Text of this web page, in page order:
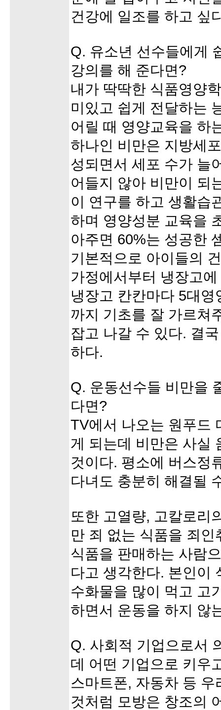
건강에 일조를 하고 싶
Q. 유소년 선수들에게
강의를 해 준다면?
내가 딱딱한 식품영양
미있고 쉽게 전달하는
어릴 때 영양교육을 하
하나인 비만은 지방세
성되면서 세포 수가 늘
어들지 않아 비만이 되
이 연구를 하고 생활습
하며 영양성분 교육을
아주면 60%는 성공한
기본적으로 아이들의
가정에서부터 냉장고
냉장고 칸칸마다 5대
까지 기초를 잘 가르쳐
잡고 나갈 수 있다. 결
하다.
Q. 운동선수들 비만을
다면?
TV에서 나오는 원푸드
게 되는데 비만은 사실
것이다. 평소에 버스정
다녀도 충분히 해결될
또한 고열량, 고칼로리
만 죄 없는 식품을 죄인
식품을 판매하는 사람
다고 생각한다. 본인이
수화물을 많이 먹고 고
하면서 운동을 하지 않
Q. 사회적 기업으로서
데 어떤 기업으로 키우
스마트폰, 자동차 등
것처럼 모방은 창조의